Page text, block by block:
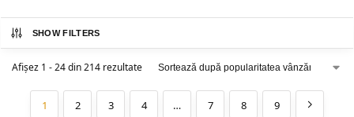
SHOW FILTERS
Afișez 1 - 24 din 214 rezultate
1 2 3 4 … 7 8 9